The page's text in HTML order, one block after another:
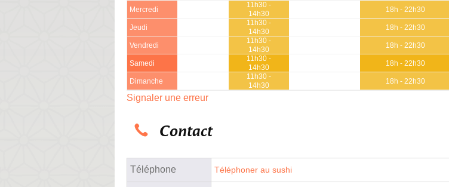
Mercredi
11h30 -
14h30
18h - 22h30
Jeudi
11h30 -
14h30
18h - 22h30
Vendredi
11h30 -
14h30
18h - 22h30
Samedi
11h30 -
14h30
18h - 22h30
Dimanche
11h30 -
14h30
18h - 22h30
Signaler une erreur
Contact
Téléphone Téléphoner au sushi